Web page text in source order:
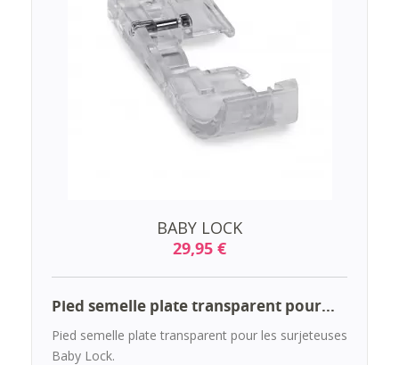
BABY LOCK
29,95 €
Pied semelle plate transparent pour...
Pied semelle plate transparent pour les surjeteuses
Baby Lock.